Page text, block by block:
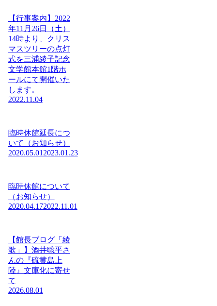
【行事案内】2022
年11月26日（土）
14時より、クリス
マスツリーの点灯
式を三浦綾子記念
文学館本館1階ホ
ールにて開催いた
します。
2022.11.04
臨時休館延長につ
いて（お知らせ）
2020.05.01 2023.01.23
臨時休館について
（お知らせ）
2020.04.172022.11.01
【館長ブログ「綾
歌」】酒井聡平さ
んの『硫黄島上
陸』文庫化に寄せ
て
2026.08.01